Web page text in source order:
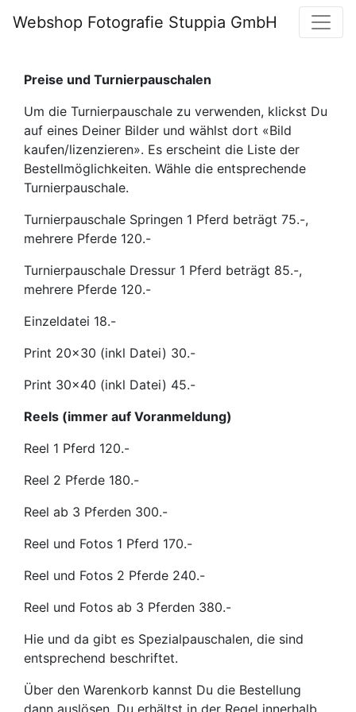
Webshop Fotografie Stuppia GmbH
Preise und Turnierpauschalen
Um die Turnierpauschale zu verwenden, klickst Du
auf eines Deiner Bilder und wählst dort «Bild
kaufen/lizenzieren». Es erscheint die Liste der
Bestellmöglichkeiten. Wähle die entsprechende
Turnierpauschale.
Turnierpauschale Springen 1 Pferd beträgt 75.-,
mehrere Pferde 120.-
Turnierpauschale Dressur 1 Pferd beträgt 85.-,
mehrere Pferde 120.-
Einzeldatei 18.-
Print 20x30 (inkl Datei) 30.-
Print 30x40 (inkl Datei) 45.-
Reels (immer auf Voranmeldung)
Reel 1 Pferd 120.-
Reel 2 Pferde 180.-
Reel ab 3 Pferden 300.-
Reel und Fotos 1 Pferd 170.-
Reel und Fotos 2 Pferde 240.-
Reel und Fotos ab 3 Pferden 380.-
Hie und da gibt es Spezialpauschalen, die sind
entsprechend beschriftet.
Über den Warenkorb kannst Du die Bestellung
dann auslösen. Du erhältst in der Regel innerhalb